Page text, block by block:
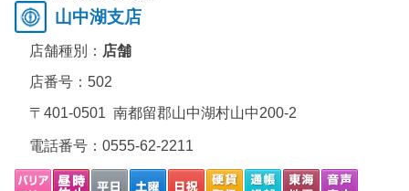
山中湖支店
店舗種別： 店舗
店番号：502
〒401-0501 南都留郡山中湖村山中200-2
電話番号： 0555-62-2211